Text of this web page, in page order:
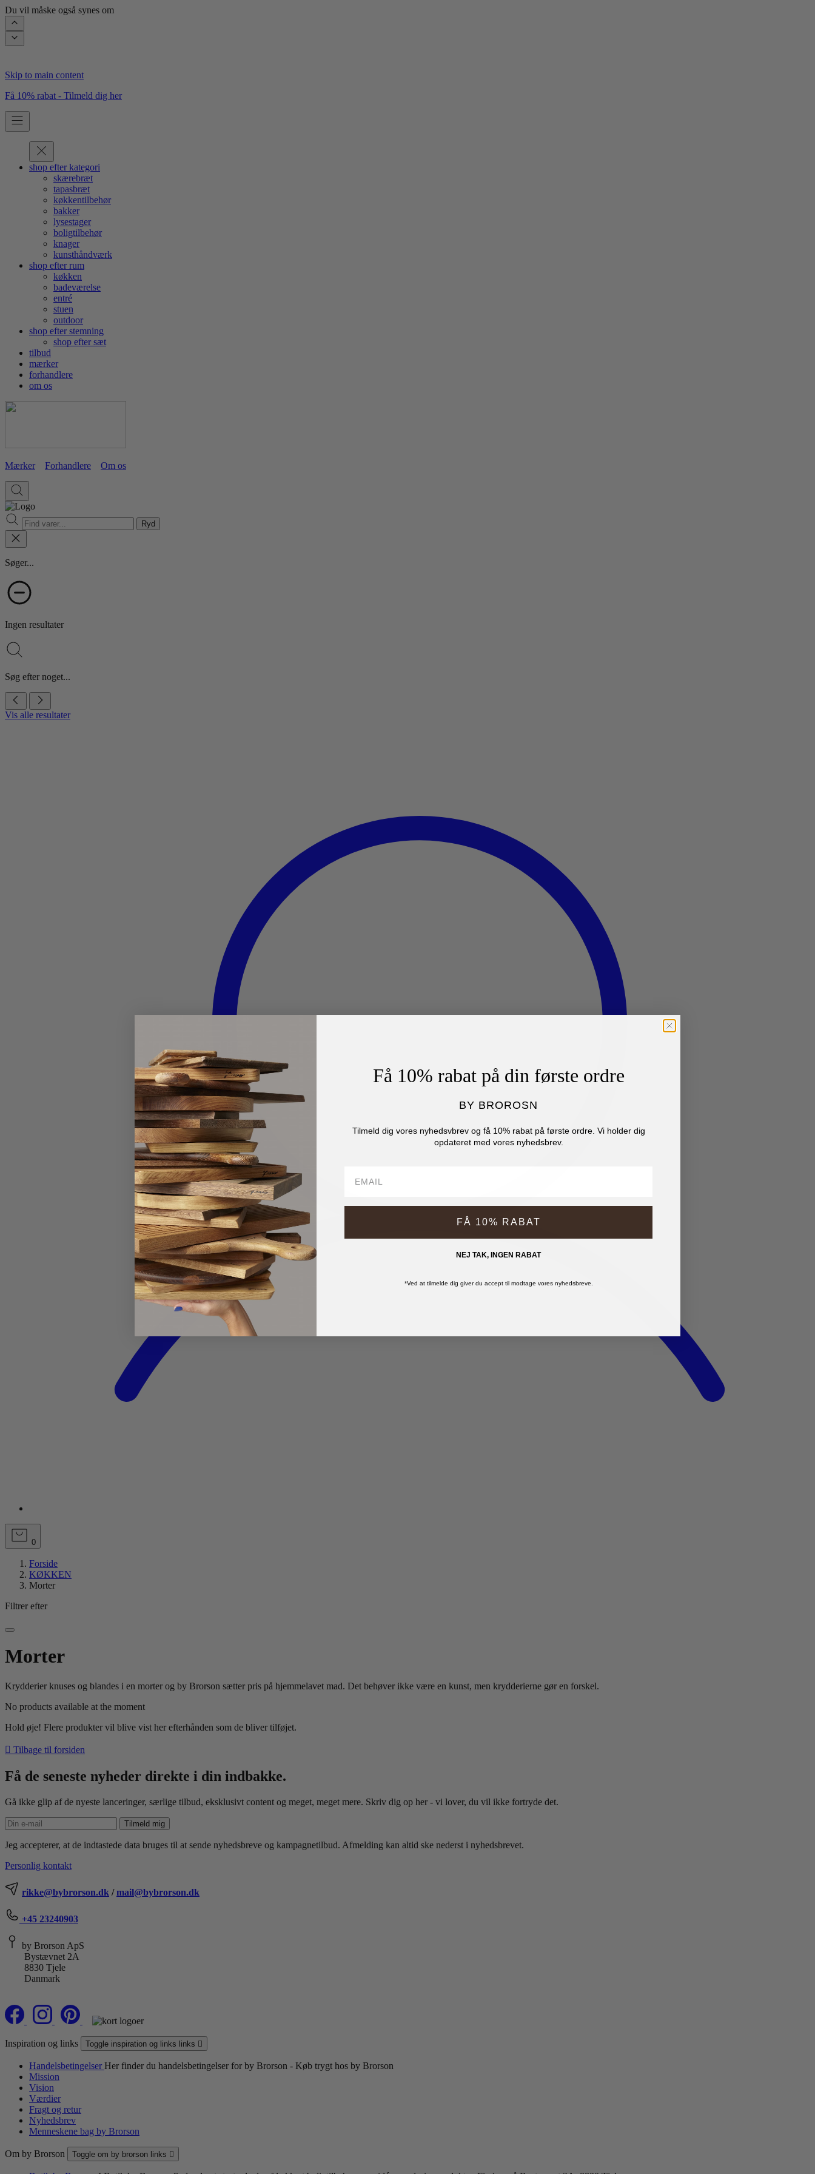
Du vil måske også synes om
Skip to main content
Få 10% rabat - Tilmeld dig her
shop efter kategori
skærebræt
tapasbræt
køkkentilbehør
bakker
lysestager
boligtilbehør
knager
kunsthåndværk
shop efter rum
køkken
badeværelse
entré
stuen
outdoor
shop efter stemning
shop efter sæt
tilbud
mærker
forhandlere
om os
Mærker Forhandlere Om os
Ryd
Søger...
Ingen resultater
Søg efter noget...
Vis alle resultater
0
Forside
KØKKEN
Morter
Filtrer efter
Morter
Krydderier knuses og blandes i en morter og by Brorson sætter pris på hjemmelavet mad. Det behøver ikke være en kunst, men krydderierne gør en forskel.
No products available at the moment
Hold øje! Flere produkter vil blive vist her efterhånden som de bliver tilføjet.
 Tilbage til forsiden
Få de seneste nyheder direkte i din indbakke.
Gå ikke glip af de nyeste lanceringer, særlige tilbud, eksklusivt content og meget, meget mere. Skriv dig op her - vi lover, du vil ikke fortryde det.
Tilmeld mig
Jeg accepterer, at de indtastede data bruges til at sende nyhedsbreve og kampagnetilbud. Afmelding kan altid ske nederst i nyhedsbrevet.
Personlig kontakt
rikke@bybrorson.dk /mail@bybrorson.dk
+45 23240903
by Brorson ApS
Bystævnet 2A
8830 Tjele
Danmark
Inspiration og links Toggle inspiration og links links 
Handelsbetingelser Her finder du handelsbetingelser for by Brorson - Køb trygt hos by Brorson
Mission
Vision
Værdier
Fragt og retur
Nyhedsbrev
Menneskene bag by Brorson
Om by Brorson Toggle om by brorson links 
Få 10% rabat på din første ordre
BY BROROSN
Tilmeld dig vores nyhedsvbrev og få 10% rabat på første ordre. Vi holder dig
opdateret med vores nyhedsbrev.
FÅ 10% RABAT
NEJ TAK, INGEN RABAT
*Ved at tilmelde dig giver du accept til modtage vores nyhedsbreve.